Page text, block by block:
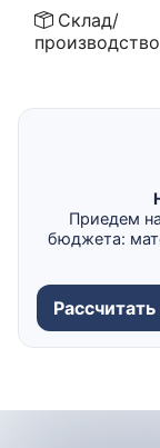
Склад/
производство
Приедем
бюджета: